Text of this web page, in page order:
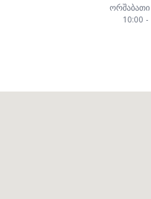
ორშაბათი
10:00 -